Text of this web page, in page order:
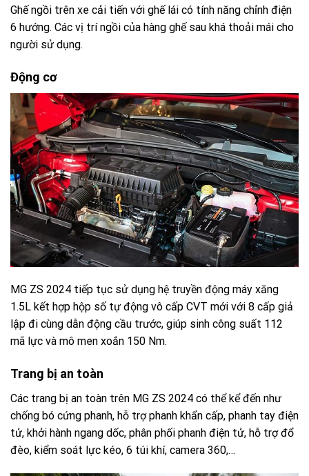
Ghế ngồi trên xe cải tiến với ghế lái có tính năng chỉnh điện
6 hướng. Các vị trí ngồi của hàng ghế sau khá thoải mái cho
người sử dụng.
Động cơ
MG ZS 2024 tiếp tục sử dụng hệ truyền động máy xăng
1.5L kết hợp hộp số tự động vô cấp CVT mới với 8 cấp giả
lập đi cùng dẫn động cầu trước, giúp sinh công suất 112
mã lực và mô men xoắn 150 Nm.
Trang bị an toàn
Các trang bị an toàn trên MG ZS 2024 có thể kể đến như
chống bó cứng phanh, hỗ trợ phanh khẩn cấp, phanh tay điện
tử, khởi hành ngang dốc, phân phối phanh điện tử, hỗ trợ đổ
đèo, kiểm soát lực kéo, 6 túi khí, camera 360,…